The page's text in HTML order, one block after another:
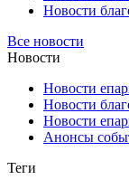
Новости
Все новости
Новости
Новости
Новости
Новости
Анонсы
Теги